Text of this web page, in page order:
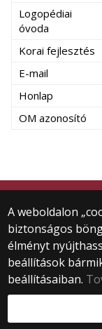
Logopédiai
óvoda
Korai fejlesztés
E-mail
Honlap
OM azonosító
A weboldalon
biztonságos
élményt
beállítások
beállításaiban.
© 2024
1071